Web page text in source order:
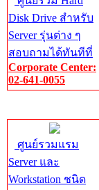
Disk Drive สำหรับ
Server รุ่นต่าง ๆ
สอบถามได้ทันทีที่
Corporate Center:
02-641-0055
ศูนย์รวมแรม
Server และ
Workstation ชนิด